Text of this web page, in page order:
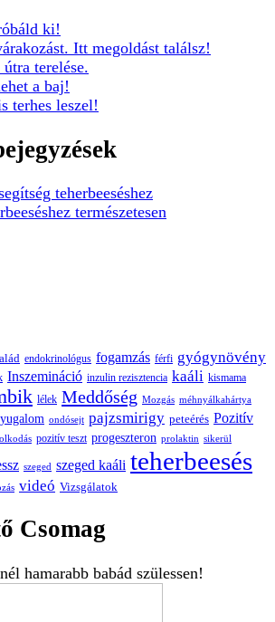
ki!
Itt megoldást találsz!
terelése.
a baj!
terhes leszel!
teherbeeséshez
természetesen
endokrinológus fogamzás férfi gyógynövény
Inszemináció inzulin rezisztencia kaáli kismama
lélek Meddőség Mozgás méhnyálkahártya
ondósejt pajzsmirigy peteérés Pozitív
pozitív teszt progeszteron prolaktin sikerül
szeged szeged kaáli teherbeesés
videó Vizsgálatok
Csomag
hamarabb babád szülessen!